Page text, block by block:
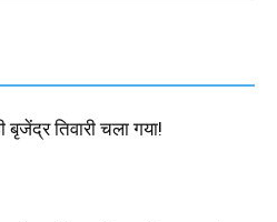
बृजेंद्र तिवारी चला गया!